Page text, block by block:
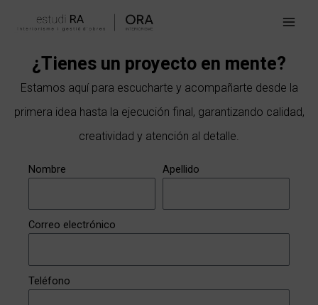
Main
¿Tienes un proyecto en mente?
Estamos aquí para escucharte y acompañarte desde la
primera idea hasta la ejecución final, garantizando calidad,
creatividad y atención al detalle.
Nombre Apellido
Correo electrónico
Teléfono